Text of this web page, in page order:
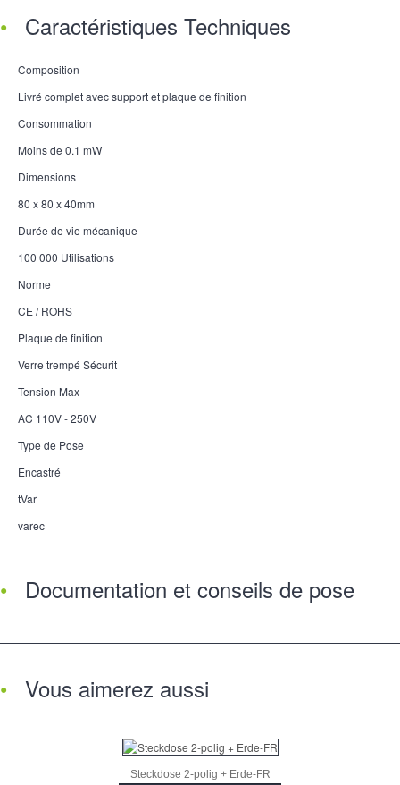
Caractéristiques Techniques
Composition
Livré complet avec support et plaque de finition
Consommation
Moins de 0.1 mW
Dimensions
80 x 80 x 40mm
Durée de vie mécanique
100 000 Utilisations
Norme
CE / ROHS
Plaque de finition
Verre trempé Sécurit
Tension Max
AC 110V - 250V
Type de Pose
Encastré
tVar
varec
Documentation et conseils de pose
Vous aimerez aussi
Steckdose 2-polig + Erde-FR